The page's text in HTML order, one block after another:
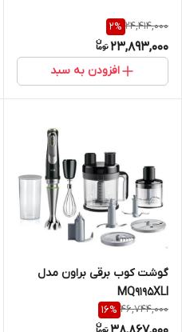
24,414,000
2%
23,893,000
افزودن به سبد
گوشت کوب برقی براون مدل
MQ9195XLI
46,744,000
16%